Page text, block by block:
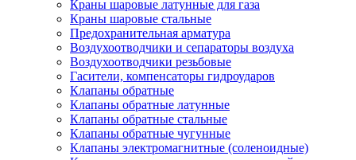
Краны шаровые латунные для газа
Краны шаровые стальные
Предохранительная арматура
Воздухоотводчики и сепараторы воздуха
Воздухоотводчики резьбовые
Гасители, компенсаторы гидроударов
Клапаны обратные
Клапаны обратные латунные
Клапаны обратные стальные
Клапаны обратные чугунные
Клапаны электромагнитные (соленоидные)